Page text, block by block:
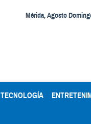
Mérida, Agosto
TECNOLOGÍA